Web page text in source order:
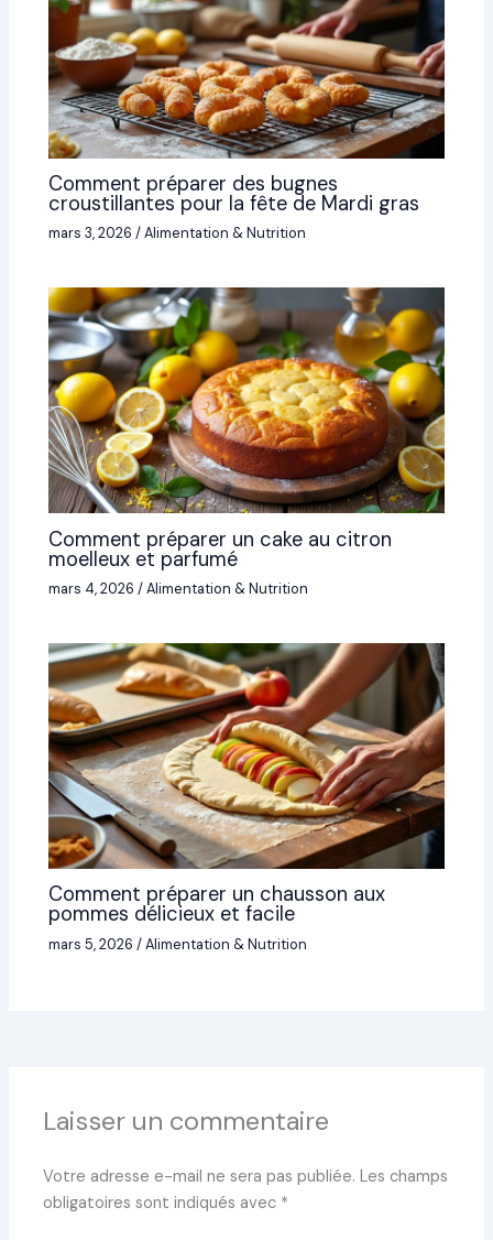
Comment préparer des bugnes
croustillantes pour la fête de Mardi gras
mars 3, 2026/Alimentation & Nutrition
Comment préparer un cake au citron
moelleux et parfumé
mars 4, 2026/Alimentation & Nutrition
Comment préparer un chausson aux
pommes délicieux et facile
mars 5, 2026/Alimentation & Nutrition
Laisser un commentaire
Votre adresse e-mail ne sera pas publiée. Les champs
obligatoires sont indiqués avec *